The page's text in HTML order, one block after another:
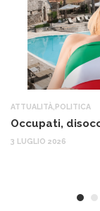
ATTUALITÀ POLITICA
Occupati,
3 LUGLIO 2026